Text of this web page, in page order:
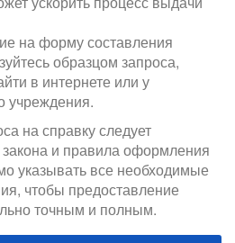
на форму составления
образцом запроса,
в интернете или у
учреждения.
на справку следует
и правила оформления
указывать все необходимые
чтобы предоставление
точным и полным.